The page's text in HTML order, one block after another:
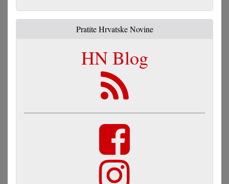
Pratite Hrvatske Novine
HN Blog